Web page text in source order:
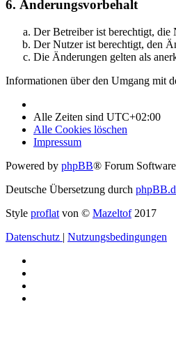
6. Änderungsvorbehalt
Der Betreiber ist berechtigt,
Der Nutzer ist berechtigt, den
Die Änderungen gelten als
Informationen über den Umgang mit
Alle Zeiten sind UTC+02:00
Alle Cookies löschen
Impressum
Powered by phpBB® Forum
Deutsche Übersetzung durch
Style proflat von © Mazeltof2017
Datenschutz | Nutzungsbedingungen